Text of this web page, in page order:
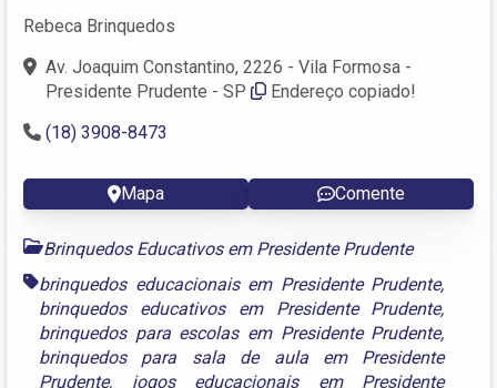
Rebeca Brinquedos
Av. Joaquim Constantino, 2226 - Vila Formosa -
Presidente Prudente - SP
Endereço copiado!
(18) 3908-8473
Mapa Comente
Brinquedos Educativos em Presidente Prudente
brinquedos educacionais em Presidente Prudente,
brinquedos educativos em Presidente Prudente,
brinquedos para escolas em Presidente Prudente,
brinquedos para sala de aula em Presidente
Prudente, jogos educacionais em Presidente